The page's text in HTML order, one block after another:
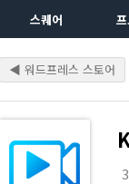
스퀘어
◀ 워드프레스 스토어